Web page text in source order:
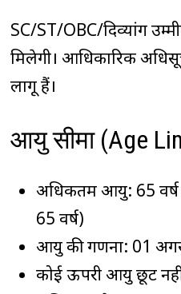
SC/ST/OBC/दिव्यांग
मिलेगी। आधिकारिक
लागू हैं।
आयु सीमा (Age
अधिकतम आयु: 65
65 वर्ष)
आयु की गणना: 01
कोई ऊपरी आयु छूट नहीं